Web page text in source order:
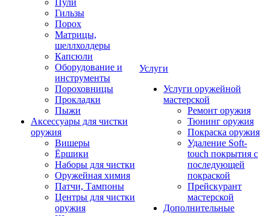
Пули
Гильзы
Порох
Матрицы,
шеллхолдеры
Капсюли
Оборудование и
инструменты
Пороховницы
Прокладки
Пыжи
Аксессуары для чистки
оружия
Вишеры
Ёршики
Наборы для чистки
Оружейная химия
Патчи, Тампоны
Центры для чистки
оружия
Услуги
Услуги оружейной
мастерской
Ремонт оружия
Тюнинг оружия
Покраска оружия
Удаление Soft-
touch покрытия с
последующей
покраской
Прейскурант
мастерской
Дополнительные